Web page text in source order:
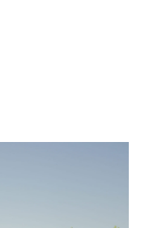
เลขที่ 246-224381-
ละอีเมลล์ข้างต้น โดย
คารที่จะได้รับ